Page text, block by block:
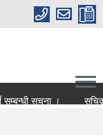
सूचना ।
सूचिकृत